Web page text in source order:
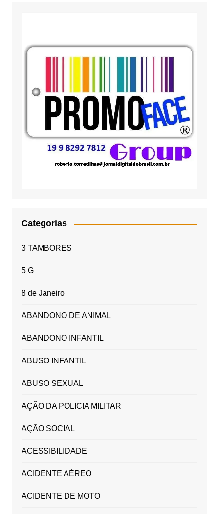
Categorias
3 TAMBORES
5 G
8 de Janeiro
ABANDONO DE ANIMAL
ABANDONO INFANTIL
ABUSO INFANTIL
ABUSO SEXUAL
AÇÃO DA POLICIA MILITAR
AÇÃO SOCIAL
ACESSIBILIDADE
ACIDENTE AÉREO
ACIDENTE DE MOTO